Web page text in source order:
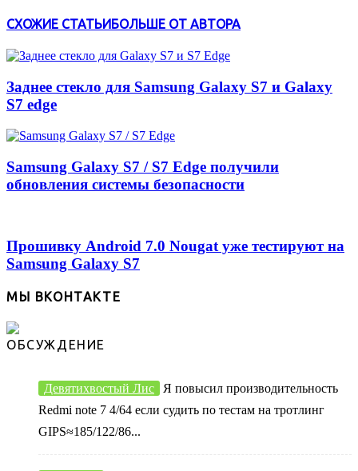
СХОЖИЕ СТАТЬИБОЛЬШЕ ОТ АВТОРА
Заднее стекло для Samsung Galaxy S7 и Galaxy
S7 edge
Samsung Galaxy S7 / S7 Edge получили
обновления системы безопасности
Прошивку Android 7.0 Nougat уже тестируют на
Samsung Galaxy S7
МЫ ВКОНТАКТЕ
ОБСУЖДЕНИЕ
Девятихвостый Лис
Я повысил производительность
Redmi note 7 4/64 если судить по тестам на тротлинг
GIPS≈185/122/86...